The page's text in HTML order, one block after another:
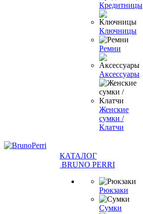
Кредитницы
Ключницы
Ремни
Аксессуары
Женские
сумки /
Клатчи
КАТАЛОГ
BRUNO PERRI
Рюкзаки
Сумки